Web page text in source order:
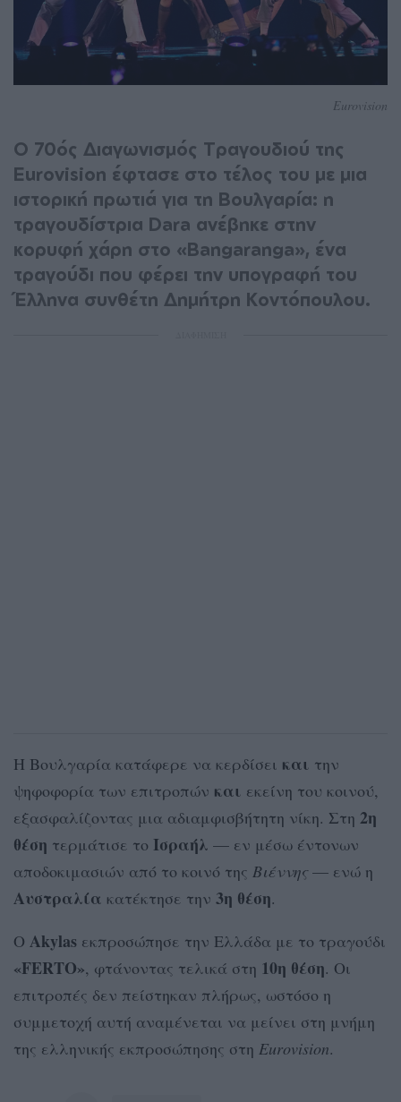
Eurovision
Ο 70ός Διαγωνισμός Τραγουδιού της
Eurovision έφτασε στο τέλος του με μια
ιστορική πρωτιά για τη Βουλγαρία: η
τραγουδίστρια Dara ανέβηκε στην
κορυφή χάρη στο «Bangaranga», ένα
τραγούδι που φέρει την υπογραφή του
Έλληνα συνθέτη Δημήτρη Κοντόπουλου.
Η Βουλγαρία κατάφερε να κερδίσει και την
ψηφοφορία των επιτροπών και εκείνη του κοινού,
εξασφαλίζοντας μια αδιαμφισβήτητη νίκη. Στη 2η
θέση τερμάτισε το Ισραήλ — εν μέσω έντονων
αποδοκιμασιών από το κοινό της Βιέννης— ενώ η
Αυστραλία κατέκτησε την 3η θέση.
Ο Akylas εκπροσώπησε την Ελλάδα με το τραγούδι
«FERTO», φτάνοντας τελικά στη 10η θέση. Οι
επιτροπές δεν πείστηκαν πλήρως, ωστόσο η
συμμετοχή αυτή αναμένεται να μείνει στη μνήμη
της ελληνικής εκπροσώπησης στη Eurovision.